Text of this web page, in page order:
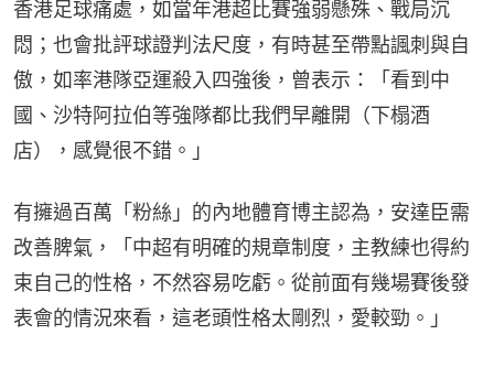
香港足球痛處，如當年港超比賽強弱懸殊、戰局沉
悶；也會批評球證判法尺度，有時甚至帶點諷刺與自
傲，如率港隊亞運殺入四強後，曾表示：「看到中
國、沙特阿拉伯等強隊都比我們早離開（下榻酒
店），感覺很不錯。」
有擁過百萬「粉絲」的內地體育博主認為，安達臣需
改善脾氣，「中超有明確的規章制度，主教練也得約
束自己的性格，不然容易吃虧。從前面有幾場賽後發
表會的情況來看，這老頭性格太剛烈，愛較勁。」